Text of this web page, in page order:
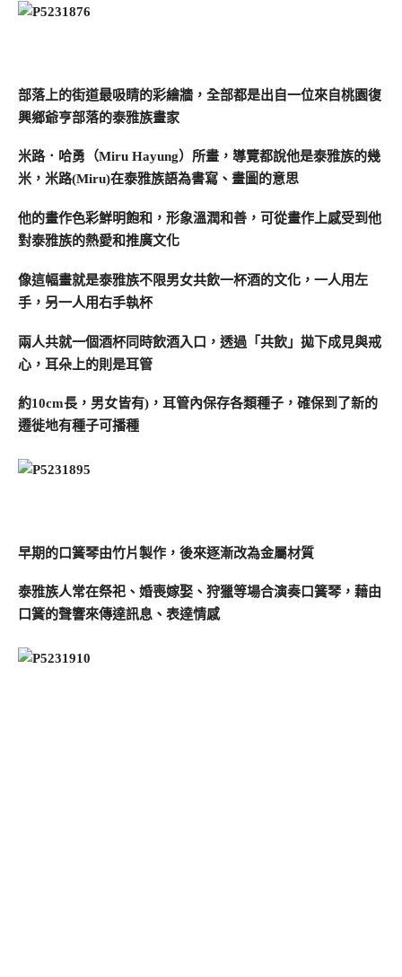
部落上的街道最吸睛的彩繪牆，全部都是出自一位來自桃園復
興鄉爺亨部落的泰雅族畫家
米路．哈勇（Miru Hayung）所畫，導覽都說他是泰雅族的幾
米，米路(Miru)在泰雅族語為書寫、畫圖的意思
他的畫作色彩鮮明飽和，形象溫潤和善，可從畫作上感受到他
對泰雅族的熱愛和推廣文化
像這幅畫就是泰雅族不限男女共飲一杯酒的文化，一人用左
手，另一人用右手執杯
兩人共就一個酒杯同時飲酒入口，透過「共飲」拋下成見與戒
心，耳朵上的則是耳管
約10cm長，男女皆有)，耳管內保存各類種子，確保到了新的
遷徙地有種子可播種
早期的口簧琴由竹片製作，後來逐漸改為金屬材質
泰雅族人常在祭祀、婚喪嫁娶、狩獵等場合演奏口簧琴，藉由
口簧的聲響來傳達訊息、表達情感